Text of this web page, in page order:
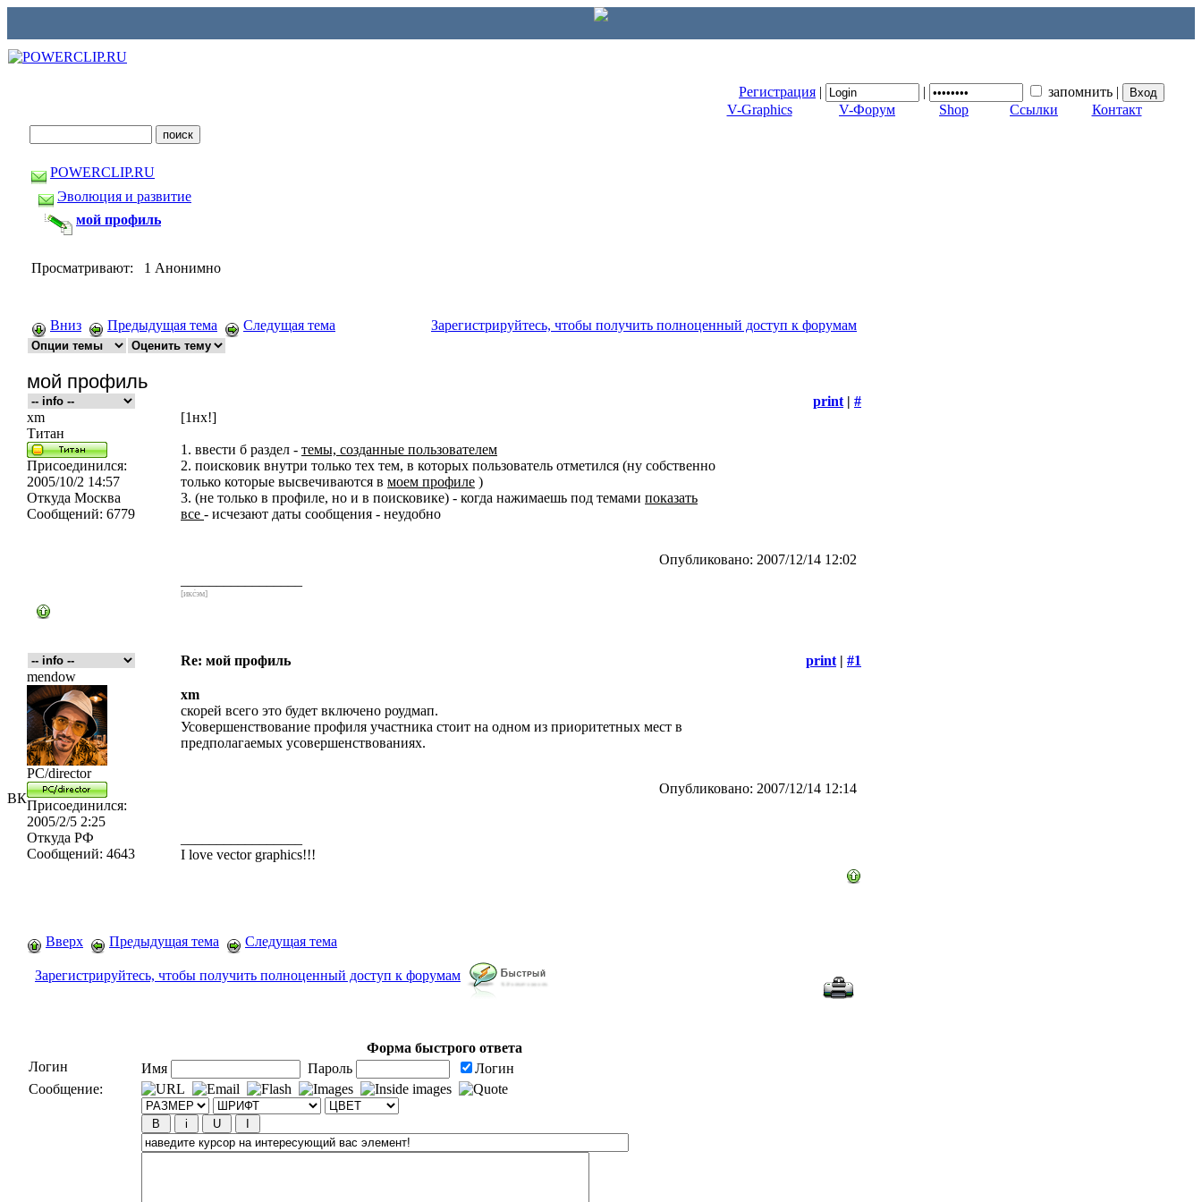
Регистрация | | запомнить |
V-Graphics
V-Форум Shop Ссылки Контакт
ВК
POWERCLIP.RU
Эволюция и развитие
мой профиль
Просматривают: 1 Анонимно
Вниз Предыдущая тема Следущая тема Зарегистрируйтесь, чтобы получить полноценный доступ к форумам
мой профиль
print | #
xm
Титан
Присоединился:
2005/10/2 14:57
Откуда Москва
Сообщений: 6779
[1нх!]
1. ввести б раздел - темы, созданные пользователем
2. поисковик внутри только тех тем, в которых пользователь отметился (ну собственно
только которые высвечиваются в моем профиле )
3. (не только в профиле, но и в поисковике) - когда нажимаешь под темами показать
все - исчезают даты сообщения - неудобно
Опубликовано: 2007/12/14 12:02
[икс́эм]
Re: мой профиль print | #1
mendow
PC/director
Присоединился:
2005/2/5 2:25
Откуда РФ
Сообщений: 4643
xm
скорей всего это будет включено роудмап.
Усовершенствование профиля участника стоит на одном из приоритетных мест в
предполагаемых усовершенствованиях.
Опубликовано: 2007/12/14 12:14
I love vector graphics!!!
Вверх Предыдущая тема Следущая тема
Зарегистрируйтесь, чтобы получить полноценный доступ к форумам
Форма быстрого ответа
Логин
Имя Пароль
Логин
Сообщение: